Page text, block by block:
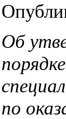
Об
по